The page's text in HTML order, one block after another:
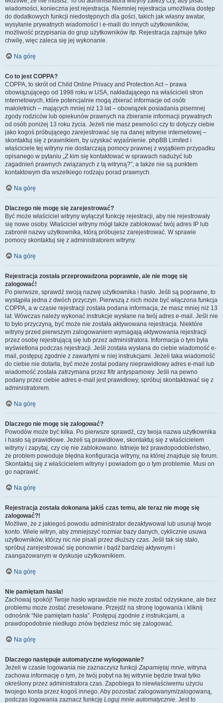
wiadomości, konieczna jest rejestracja. Niemniej rejestracja umożliwia dostęp
do dodatkowych funkcji niedostępnych dla gości, takich jak własny awatar,
wysyłanie prywatnych wiadomości i e-maili do innych użytkowników,
możliwość przypisania do grup użytkowników itp. Rejestracja zajmuje tylko
chwilę, więc zaleca się jej wykonanie.
Na górę
Co to jest COPPA?
COPPA, to skrót od Child Online Privacy and Protection Act – prawa
obowiązującego od 1998 roku w USA, nakładającego na właścicieli stron
internetowych, które potencjalnie mogą zbierać informacje od osób
małoletnich – mających mniej niż 13 lat – obowiązek posiadania pisemnej
zgody rodziców lub opiekunów prawnych na zbieranie informacji prywatnych
od osób poniżej 13 roku życia. Jeżeli nie masz pewności czy to dotyczy ciebie
jako kogoś próbującego zarejestrować się na danej witrynie internetowej –
skontaktuj się z prawnikiem, by uzyskać wyjaśnienie. phpBB Limited i
właściciele tej witryny nie dostarczają pomocy prawnej z wyjątkiem przypadku
opisanego w pytaniu „Z kim się kontaktować w sprawach nadużyć lub
zagadnień prawnych związanych z tą witryną?”, a także nie są punktem
kontaktowym dla wszelkiego rodzaju porad prawnych.
Na górę
Dlaczego nie mogę się zarejestrować?
Być może właściciel witryny wyłączył funkcję rejestracji, aby nie rejestrowały
się nowe osoby. Właściciel witryny mógł także zablokować twój adres IP lub
zabronił nazwy użytkownika, którą próbujesz zarejestrować. W sprawie
pomocy skontaktuj się z administratorem witryny.
Na górę
Rejestracja została przeprowadzona poprawnie, ale nie mogę się
zalogować!
Po pierwsze, sprawdź swoją nazwę użytkownika i hasło. Jeśli są poprawne, to
wystąpiła jedna z dwóch przyczyn. Pierwszą z nich może być włączona funkcja
COPPA, a w czasie rejestracji została podana informacja, że masz mniej niż 13
lat. Wówczas należy wykonać instrukcje wysłane na twój adres e-mail. Jeśli nie
to było przyczyną, być może nie została aktywowana rejestracja. Niektóre
witryny przed pierwszym zalogowaniem wymagają aktywowania rejestracji
przez osobę rejestrującą się lub przez administratora. Informacja o tym była
wyświetlona podczas rejestracji. Jeśli została wysłana do ciebie wiadomość e-
mail, postępuj zgodnie z zawartymi w niej instrukcjami. Jeżeli taka wiadomość
do ciebie nie dotarła, być może został podany nieprawidłowy adres e-mail lub
wiadomość została zatrzymana przez filtr antyspamowy. Jeśli na pewno
podany przez ciebie adres e-mail jest prawidłowy, spróbuj skontaktować się z
administratorem.
Na górę
Dlaczego nie mogę się zalogować?
Powodów może być kilka. Po pierwsze sprawdź, czy twoja nazwa użytkownika
i hasło są prawidłowe. Jeżeli są prawidłowe, skontaktuj się z właścicielem
witryny i zapytaj, czy cię nie zablokowano. Istnieje też prawdopodobieństwo,
że problem powoduje błędna konfiguracja witryny, na której znajduje się forum.
Skontaktuj się z właścicielem witryny i powiadom go o tym problemie. Musi on
go naprawić.
Na górę
Rejestracja została dokonana jakiś czas temu, ale teraz nie mogę się
zalogować?!
Możliwe, że z jakiegoś powodu administrator dezaktywował lub usunął twoje
konto. Wiele witryn, aby zmniejszyć rozmiar bazy danych, cyklicznie usuwa
użytkowników, którzy nic nie pisali przez dłuższy czas. Jeśli tak się stało,
spróbuj zarejestrować się ponownie i bądź bardziej aktywnym i
zaangażowanym w dyskusje użytkownikiem.
Na górę
Nie pamiętam hasła!
Zachowaj spokój! Twoje hasło wprawdzie nie może zostać odzyskane, ale bez
problemu może zostać zresetowane. Przejdź na stronę logowania i kliknij
odnośnik “Nie pamiętam hasła”. Postępuj zgodnie z instrukcjami, a
prawdopodobnie niedługo znów będziesz móc się zalogować.
Na górę
Dlaczego następuje automatyczne wylogowanie?
Jeżeli w czasie logowania nie zaznaczysz funkcjiZapamiętaj mnie, witryna
zachowa informację o tym, że twój pobyt na tej witrynie będzie trwał tylko
określony przez administratora czas. Zapobiega to niewłaściwemu użyciu
twojego konta przez kogoś innego. Aby pozostać zalogowanym/zalogowaną,
podczas logowania zaznacz funkcję Loguj mnie automatycznie. Jest to